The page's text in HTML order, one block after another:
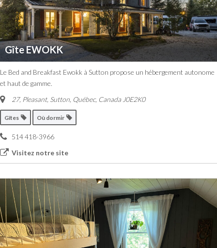
Gîte EWOKK
Le Bed and Breakfast Ewokk à Sutton propose un hébergement autonome
et haut de gamme.
27, Pleasant, Sutton, Québec, Canada J0E2K0
Gîtes Où dormir
514 418-3966
Visitez notre site